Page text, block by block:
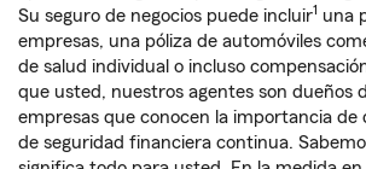
Su seguro de negocios puede incluir1 una
empresas, una póliza de automóviles
de salud individual o incluso
que usted, nuestros agentes son dueños
empresas que conocen la importancia de
de seguridad financiera continua.